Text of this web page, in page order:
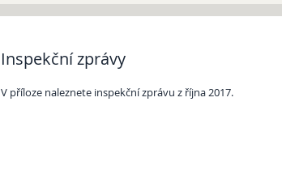
Inspekční zprávy
V příloze naleznete inspekční zprávu z října 2017.